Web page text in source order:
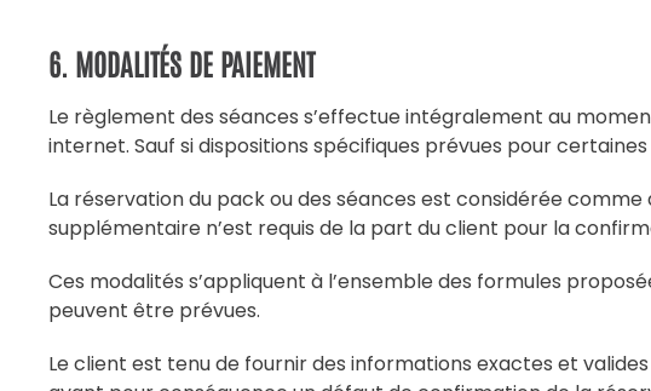
6. MODALITÉS DE PAIEMENT
Le règlement des séances s’effectue intégralement au
internet. Sauf si dispositions spécifiques prévues pour
La réservation du pack ou des séances est considérée
supplémentaire n’est requis de la part du client pour la
Ces modalités s’appliquent à l’ensemble des formules
peuvent être prévues.
Le client est tenu de fournir des informations exactes et